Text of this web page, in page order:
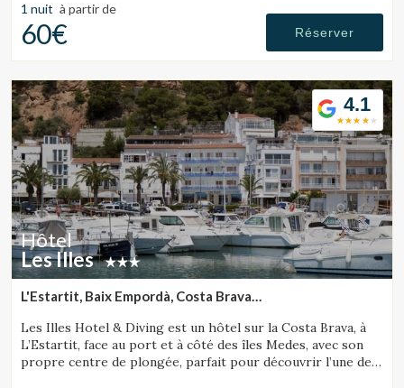
1 nuit à partir de
60€ Réserver
4.1
Hôtel
Les Illes
L'Estartit, Baix Empordà, Costa Brava
Les Illes Hotel & Diving est un hôtel sur la Costa Brava, à
L’Estartit, face au port et à côté des îles Medes, avec son
propre centre de plongée, parfait pour découvrir l’une des